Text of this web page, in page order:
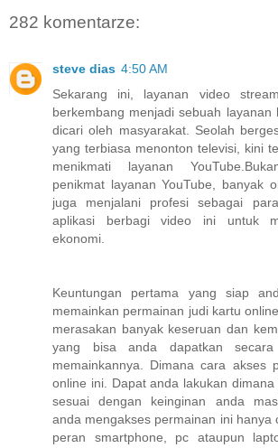
282 komentarze:
steve dias 4:50 AM
Sekarang ini, layanan video
berkembang menjadi sebuah layanan
dicari oleh masyarakat. Seolah
yang terbiasa menonton televisi, kini
menikmati layanan
penikmat layanan YouTube, banyak
juga menjalani profesi sebagai
aplikasi berbagi video ini untuk
ekonomi.
Keuntungan pertama yang siap
memainkan permainan judi kartu
merasakan banyak keseruan dan
yang bisa anda dapatkan
memainkannya. Dimana cara akses
online ini. Dapat anda lakukan
sesuai dengan keinginan anda
anda mengakses permainan ini hanya
peran smartphone, pc ataupun